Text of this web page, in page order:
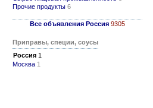
Прочие продукты 6
Все объявления Россия 9305
Приправы, специи, соусы
Россия 1
Москва 1